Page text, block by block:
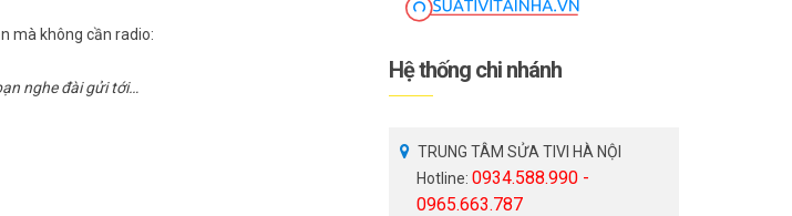
mà không cần radio:
nghe đài gửi tới…
Hệ thống chi nhánh
TRUNG TÂM SỬA TIVI HÀ NỘI
Hotline: 0934.588.990 -
0965.663.787